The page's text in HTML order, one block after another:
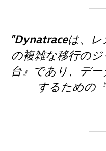
Dynatraceは、
の複雑な移行の
台』であり、デ
するための